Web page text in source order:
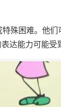
殊困难。他
达能力可能受